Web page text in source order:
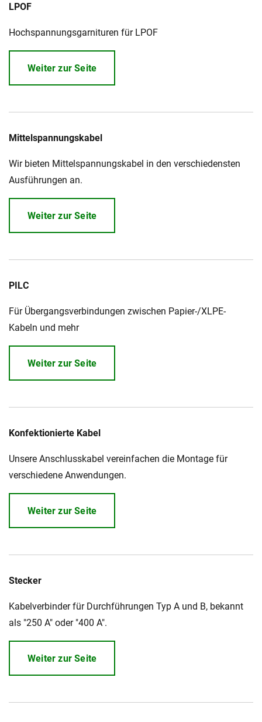
LPOF
Hochspannungsgarnituren für LPOF
Weiter zur Seite
Mittelspannungskabel
Wir bieten Mittelspannungskabel in den verschiedensten
Ausführungen an.
Weiter zur Seite
PILC
Für Übergangsverbindungen zwischen Papier-/XLPE-
Kabeln und mehr
Weiter zur Seite
Konfektionierte Kabel
Unsere Anschlusskabel vereinfachen die Montage für
verschiedene Anwendungen.
Weiter zur Seite
Stecker
Kabelverbinder für Durchführungen Typ A und B, bekannt
als "250 A" oder "400 A".
Weiter zur Seite